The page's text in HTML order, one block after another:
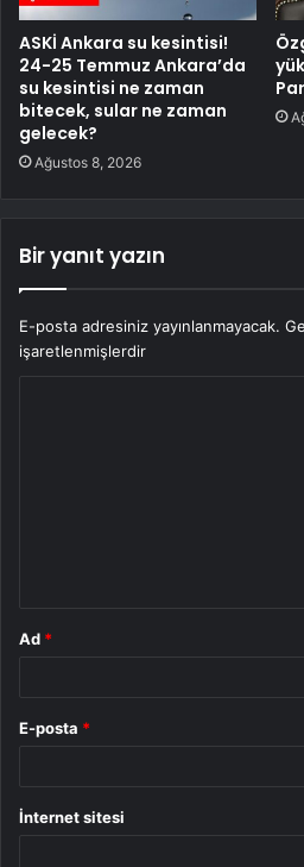
ASKİ Ankara su kesintisi!
24-25 Temmuz Ankara’da
su kesintisi ne zaman
bitecek, sular ne zaman
gelecek?
Ağustos 8, 2026
Bir yanıt yazın
E-posta adresiniz yayınlanmayacak.
işaretlenmişlerdir
Ad *
E-posta *
İnternet sitesi